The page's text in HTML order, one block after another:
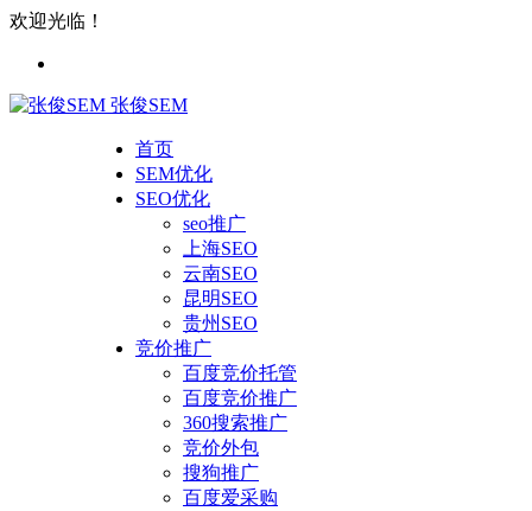
欢迎光临！
张俊SEM
首页
SEM优化
SEO优化
seo推广
上海SEO
云南SEO
昆明SEO
贵州SEO
竞价推广
百度竞价托管
百度竞价推广
360搜索推广
竞价外包
搜狗推广
百度爱采购